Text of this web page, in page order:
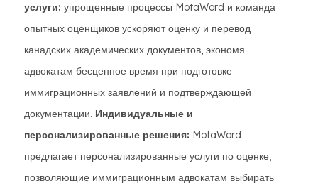
услуги: упрощенные процессы MotaWord и команда
опытных оценщиков ускоряют оценку и перевод
канадских академических документов, экономя
адвокатам бесценное время при подготовке
иммиграционных заявлений и подтверждающей
документации. Индивидуальные и
персонализированные решения: MotaWord
предлагает персонализированные услуги по оценке,
позволяющие иммиграционным адвокатам выбирать